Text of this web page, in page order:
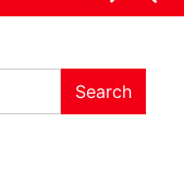
Search